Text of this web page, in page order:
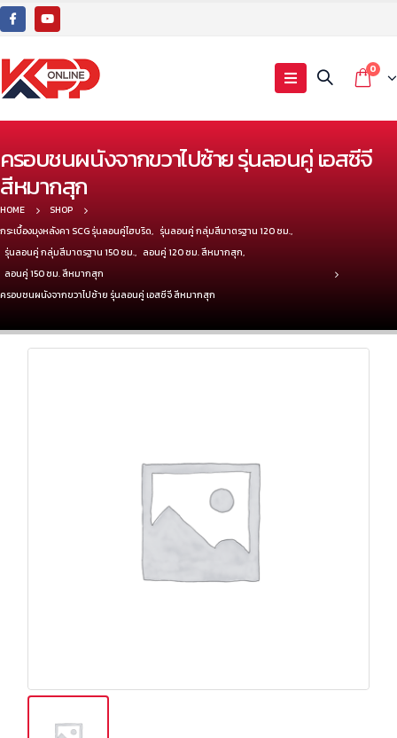
0
ครอบชนผนังจากขวาไปซ้าย รุ่นลอนคู่ เอสซีจี
สีหมากสุก
HOME
SHOP
กระเบื้องมุงหลังคา SCG รุ่นลอนคู่ไฮบริด, รุ่นลอนคู่ กลุ่มสีมาตรฐาน 120 ซม.,
รุ่นลอนคู่ กลุ่มสีมาตรฐาน 150 ซม., ลอนคู่ 120 ซม. สีหมากสุก,
ลอนคู่ 150 ซม. สีหมากสุก
ครอบชนผนังจากขวาไปซ้าย รุ่นลอนคู่ เอสซีจี สีหมากสุก